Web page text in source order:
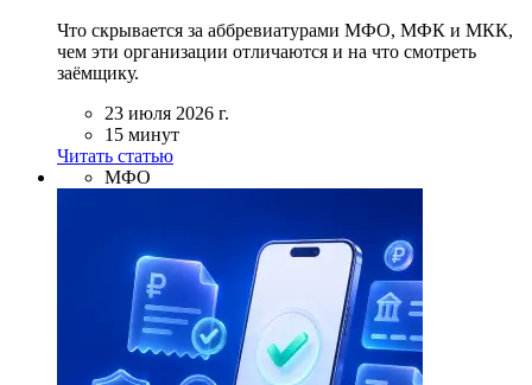
Что скрывается за аббревиатурами МФО, МФК и МКК,
чем эти организации отличаются и на что смотреть
заёмщику.
23 июля 2026 г.
15 минут
Читать статью
МФО